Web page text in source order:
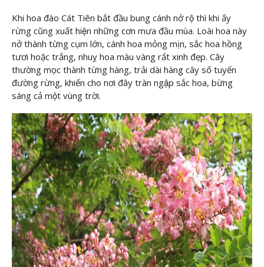
Khi hoa đào Cát Tiên bắt đầu bung cánh nở rộ thì khi ấy
rừng cũng xuất hiện những cơn mưa đầu mùa. Loài hoa này
nở thành từng cụm lớn, cánh hoa mỏng mịn, sắc hoa hồng
tươi hoặc trắng, nhuỵ hoa màu vàng rất xinh đẹp. Cây
thường mọc thành từng hàng, trải dài hàng cây số tuyến
đường rừng, khiến cho nơi đây tràn ngập sắc hoa, bừng
sáng cả một vùng trời.